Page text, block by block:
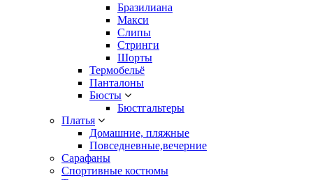
Бразилиана
Макси
Слипы
Стринги
Шорты
Термобельё
Панталоны
Бюсты
Бюстгальтеры
Платья
Домашние, пляжные
Повседневные,вечерние
Сарафаны
Спортивные костюмы